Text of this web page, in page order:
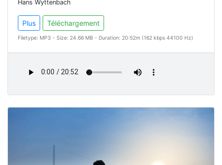
Hans Wyttenbach
Plus Téléchargement
Filetype: MP3 - Size: 24.66 MB - Duration: 20:52m (162 kbps 44100 Hz)